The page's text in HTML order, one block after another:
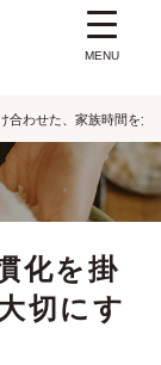
合わせた、家族時間を
化を掛
切にす
MENU